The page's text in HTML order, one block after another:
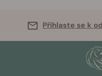
Přihlaste se k